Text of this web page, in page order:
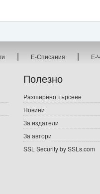
| Е-Списания | Е-
Полезно
Разширено търсене
Новини
За издатели
За автори
SSL Security by SSLs.com